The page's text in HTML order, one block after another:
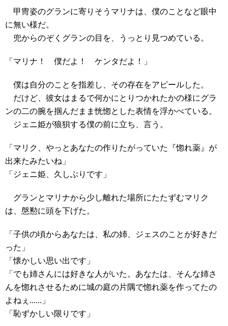
甲冑姿のグランに寄りそうマリナは、僕のことなど眼中
に無い様だ。
兜からのぞくグランの目を、うっとり見つめている。
「マリナ！ 僕だよ！ ケンタだよ！」
僕は自分のことを指差し、その存在をアピールした。
だけど、彼女はまるで何かにとりつかれたかの様にグラ
ンの二の腕を掴んだまま恍惚とした表情を浮かべている。
ジェニ姫が狼狽する僕の前に立ち、言う。
「マリク、やっとあなたの作りたがっていた『惚れ薬』が
出来たみたいね」
「ジェニ姫、久しぶりです」
グランとマリナから少し離れた場所にたたずむマリク
は、慇懃に頭を下げた。
「子供の頃からあなたは、私の姉、ジェスのことが好きだ
った」
「懐かしい思い出です」
「でも姉さんには好きな人がいた。あなたは、そんな姉さ
んを惚れさせるために城の庭の片隅で惚れ薬を作ってたの
よねぇ......」
「恥ずかしい限りです」